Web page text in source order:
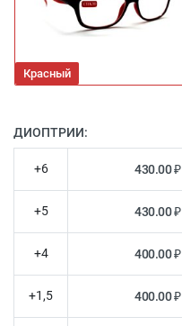
Красный
ДИОПТРИИ:
+6 430.00 ₽
+5 430.00 ₽
+4 400.00 ₽
+1,5 400.00 ₽